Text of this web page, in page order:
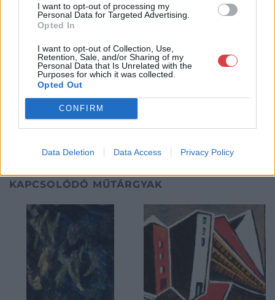
I want to opt-out of processing my
Personal Data for Targeted Advertising.
Opted In
I want to opt-out of Collection, Use,
Retention, Sale, and/or Sharing of my
Personal Data that Is Unrelated with the
Purposes for which it was collected.
Opted Out
CONFIRM
Data Deletion Data Access Privacy Policy
és árverési központtá vált. . Hazánk legnagyobb
műkereskedelmi üzlethálózatával rendelkező BÁV ZRt.
eladni, vagy venni kívánók rendelkezésére.
GALÉRIA TOVÁBBI MŰTÁRGYAI
KAPCSOLÓDÓ MŰTÁRGYAK